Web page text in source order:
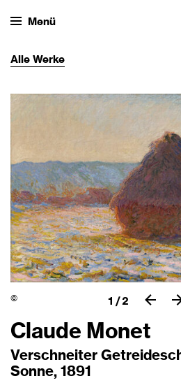
Menü
Alle Werke
© 1 / 2
Claude Monet
Verschneiter
Sonne, 1891